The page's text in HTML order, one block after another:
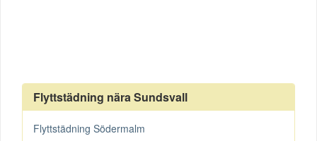
Flyttstädning nära Sundsvall
Flyttstädning Södermalm